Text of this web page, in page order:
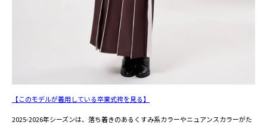
【このモデルが着用している卒業式袴を見る】
2025-2026年シーズンは、落ち着きのあるくすみ系カラーやニュアンスカラーがた